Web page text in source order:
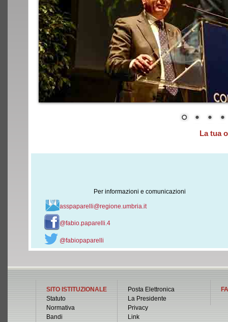
La tua
Per informazioni e comunicazioni
asspaparelli@regione.umbria.it
@fabio.paparelli.4
@fabiopaparelli
SITO ISTITUZIONALE
Statuto
Normativa
Bandi
Posta Elettronica
La Presidente
Privacy
Link